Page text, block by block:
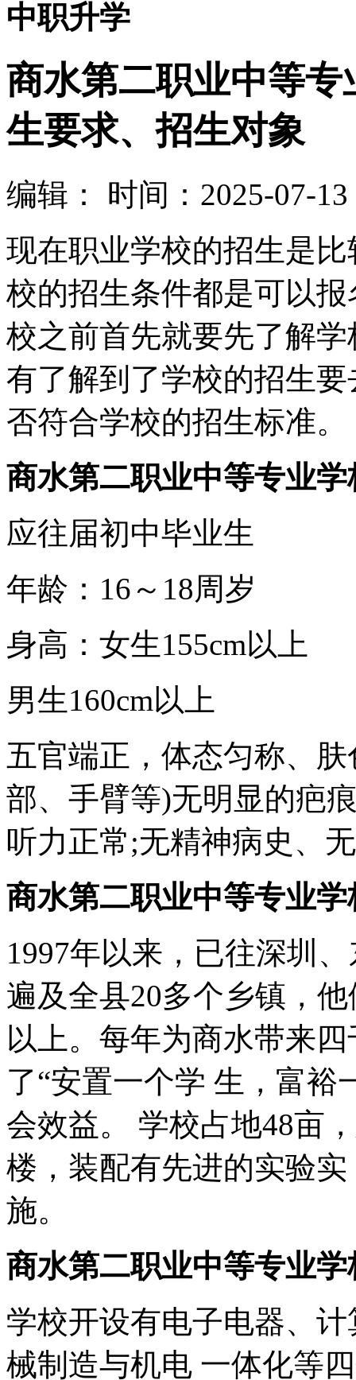
中职升学
商水第二职业中等专
生要求、招生对象
编辑：
时间：2025-07-13
现在职业学校的招生是
校的招生条件都是可以
校之前首先就要先了解
有了解到了学校的招生
否符合学校的招生标准。
商水第二职业中等专业
应往届初中毕业生
年龄：16～18周岁
身高：女生155cm以上
男生160cm以上
五官端正，体态匀称、
部、手臂等)无明显的疤
听力正常;无精神病史、
商水第二职业中等专业
1997年以来，已往深圳
遍及全县20多个乡镇，
以上。每年为商水带来
了“安置一个学 生，富裕
会效益。 学校占地48亩
楼，装配有先进的实验
施。
商水第二职业中等专业
学校开设有电子电器、
械制造与机电 一体化等